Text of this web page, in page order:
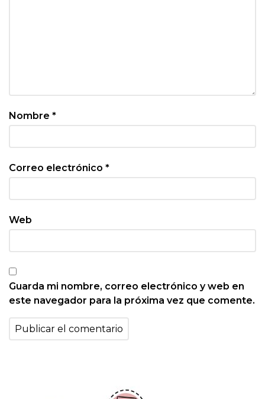
Nombre *
Correo electrónico *
Web
Guarda mi nombre, correo electrónico y web en
este navegador para la próxima vez que comente.